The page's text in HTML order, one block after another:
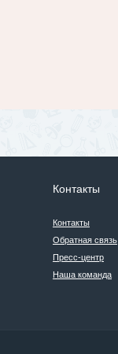
Контакты
Контакты
Обратная связь
Пресс-центр
Наша команда